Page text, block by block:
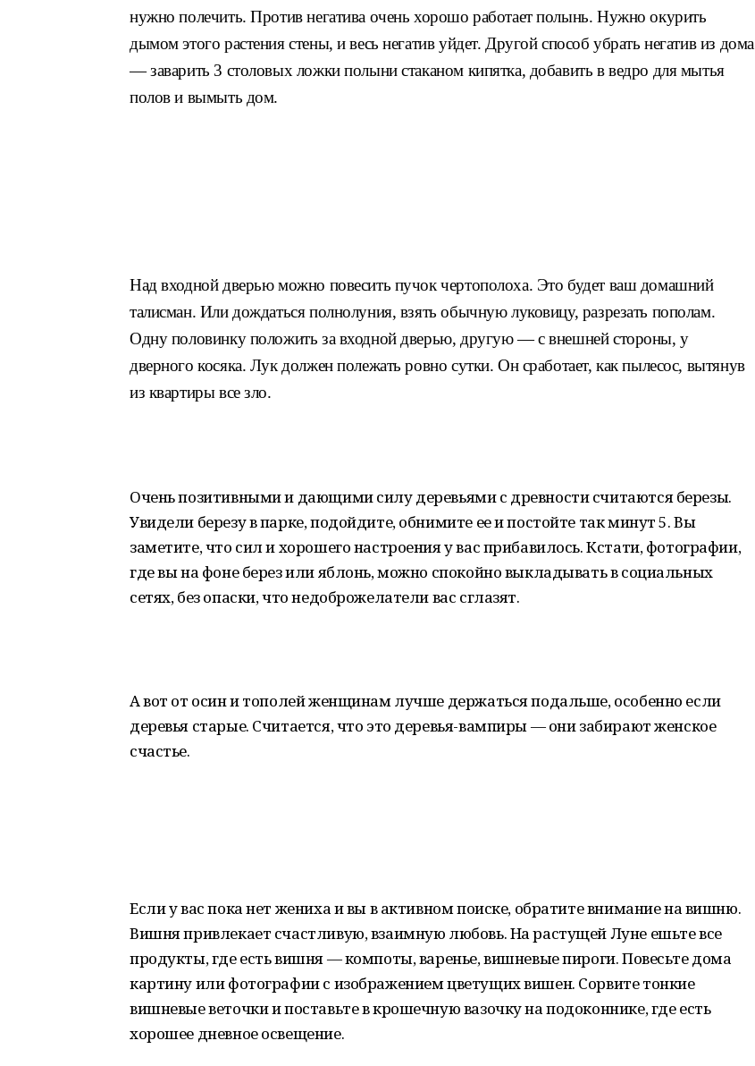
нужно полечить. Против негатива очень хорошо работает полынь. Нужно окурить
дымом этого растения стены, и весь негатив уйдет. Другой способ убрать негатив из дома
— заварить 3 столовых ложки полыни стаканом кипятка, добавить в ведро для мытья
полов и вымыть дом.
Над входной дверью можно повесить пучок чертополоха. Это будет ваш домашний
талисман. Или дождаться полнолуния, взять обычную луковицу, разрезать пополам.
Одну половинку положить за входной дверью, другую — с внешней стороны, у
дверного косяка. Лук должен полежать ровно сутки. Он сработает, как пылесос, вытянув
из квартиры все зло.
Очень позитивными и дающими силу деревьями с древности считаются березы.
Увидели березу в парке, подойдите, обнимите ее и постойте так минут 5. Вы
заметите, что сил и хорошего настроения у вас прибавилось. Кстати, фотографии,
где вы на фоне берез или яблонь, можно спокойно выкладывать в социальных
сетях, без опаски, что недоброжелатели вас сглазят.
А вот от осин и тополей женщинам лучше держаться подальше, особенно если
деревья старые. Считается, что это деревья-вампиры — они забирают женское
счастье.
Если у вас пока нет жениха и вы в активном поиске, обратите внимание на вишню.
Вишня привлекает счастливую, взаимную любовь. На растущей Луне ешьте все
продукты, где есть вишня — компоты, варенье, вишневые пироги. Повесьте дома
картину или фотографии с изображением цветущих вишен. Сорвите тонкие
вишневые веточки и поставьте в крошечную вазочку на подоконнике, где есть
хорошее дневное освещение.